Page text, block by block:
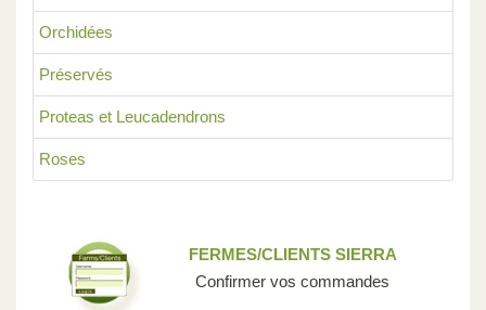
Orchidées
Préservés
Proteas et Leucadendrons
Roses
FERMES/CLIENTS SIERRA
Confirmer vos commandes